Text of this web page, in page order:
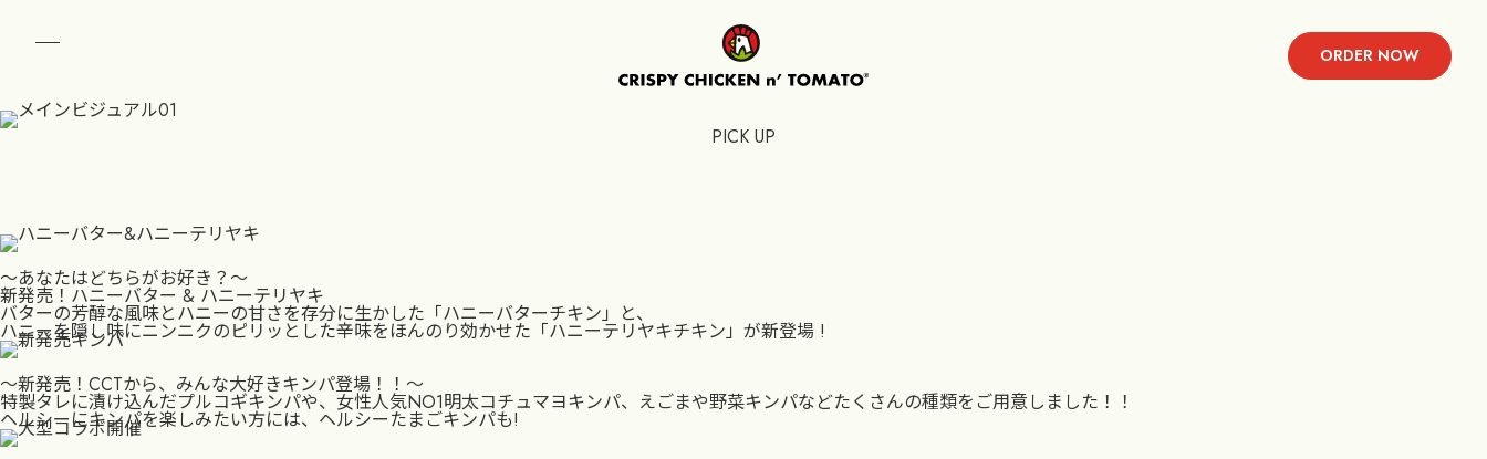
ORDER NOW
PICK UP
〜あなたはどちらがお好き？〜
新発売！ハニーバター & ハニーテリヤキ
バターの芳醇な風味とハニーの甘さを存分に生かした「ハニーバターチキン」と、
ハニーを隠し味にニンニクのピリッとした辛味をほんのり効かせた「ハニーテリヤキチキン」が新登場 !
〜新発売！CCTから、みんな大好きキンパ登場！！〜
特製タレに漬け込んだプルコギキンパや、女性人気NO1明太コチュマヨキンパ、えごまや野菜キンパなどたくさんの種類をご用意しました！！
ヘルシーにキンパを楽しみたい方には、ヘルシーたまごキンパも!